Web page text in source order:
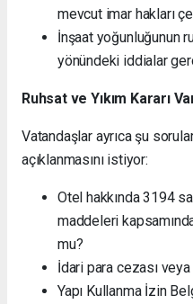
mevcut imar hakları
İnşaat yoğunluğunun
yönündeki iddialar
Ruhsat ve Yıkım Kararı
Vatandaşlar ayrıca şu
açıklanmasını istiyor:
Otel hakkında 3194
maddeleri
mu?
İdari para cezası veya
Yapı Kullanma İzin